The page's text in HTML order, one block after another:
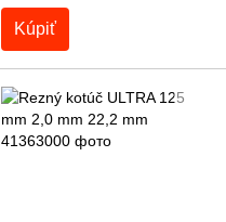
Kúpiť